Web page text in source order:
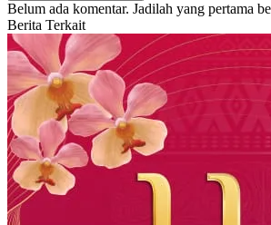
Belum ada komentar. Jadilah yang pertama
Berita Terkait